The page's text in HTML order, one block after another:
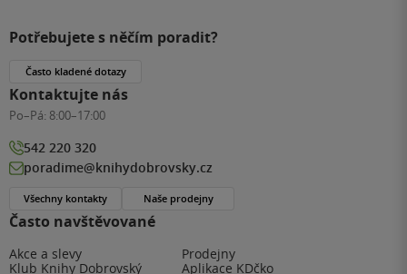
Často navštěvované
Akce a slevy
Prodejny
Klub Knihy Dobrovský
Aplikace KDčko
Potřebujete s něčím poradit?
Často kladené dotazy
Kontaktujte nás
Po–Pá: 8:00–17:00
542 220 320
poradime@knihydobrovsky.cz
Všechny kontakty Naše prodejny